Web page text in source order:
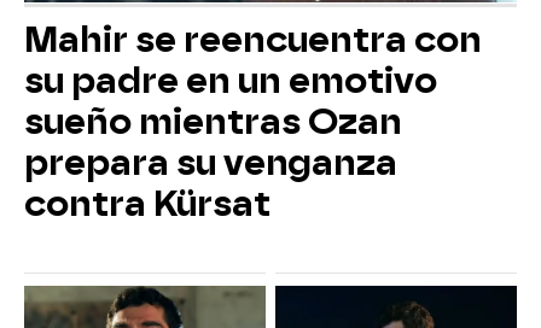
Mahir se reencuentra con
su padre en un emotivo
sueño mientras Ozan
prepara su venganza
contra Kürsat